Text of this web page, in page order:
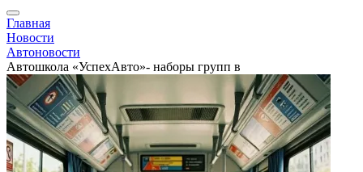
Главная
Новости
Автоновости
Автошкола «УспехАвто»- наборы групп в